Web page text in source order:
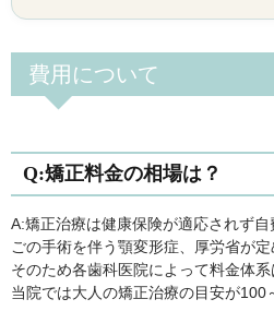
費用について
Q:矯正料金の相場は？
A:矯正治療は健康保険が適応されず
ごの手術を伴う顎変形症、厚労省が定
そのため各歯科医院によって料金体系
当院では大人の矯正治療の目安が100